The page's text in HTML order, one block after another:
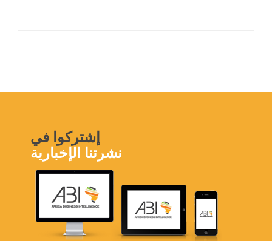
إشتركوا في
نشرتنا الإخبارية